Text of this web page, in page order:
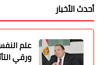
أحدث الأخبار
علم
ورقي